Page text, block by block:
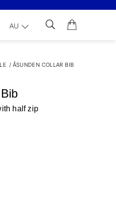
AU
/ ÅSUNDEN COLLAR BIB
half zip